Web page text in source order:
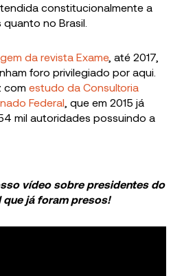
constitucionalmente a
no Brasil.
da revista Exame, até 2017,
foro privilegiado por aqui.
comestudo da Consultoria
Federal , que em 2015 já
mil autoridades possuindo a
vídeo sobre presidentes do
que já foram presos!